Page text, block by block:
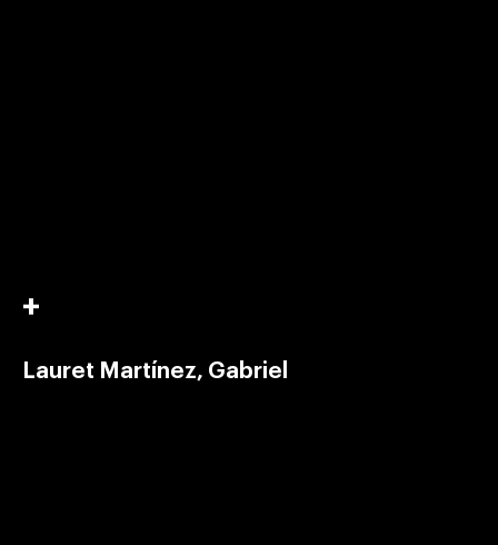
Lauret Martínez, Gabriel